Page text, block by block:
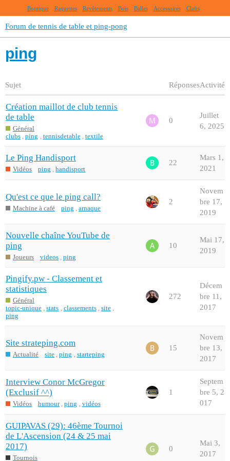
Boutique Raquettes Revêtements Bois Balles Accessoires Clubs
Forum de tennis de table et ping-pong
ping
Sujet RéponsesActivité
Création maillot de club tennis
de table
Général
clubs ,ping tennisdetable textile
0
Juillet
6, 2025
Le Ping Handisport
Vidéos ping ,handisport
22
Mars 1,
2021
Qu'est ce que le ping call?
Machine à café ping ,arnaque
2
Novem
bre 17,
2019
Nouvelle chaîne YouTube de
ping
Joueurs videos ,ping
10
Mai 17,
2019
Pingify.pw - Classement et
statistiques
Général
topic-unique ,stats classements site
ping
272
Décem
bre 11,
2017
Site strateping.com
Actualité site ,ping starteping
15
Novem
bre 13,
2017
Interview Conor McGregor
(Exclusif ^^)
Vidéos humour ,ping vidéos
1
Septem
bre 5, 2
017
GUIPAVAS (29): 46ème Tournoi
de L'Ascension (24 & 25 mai
2017)
Tournois
0
Mai 3,
2017